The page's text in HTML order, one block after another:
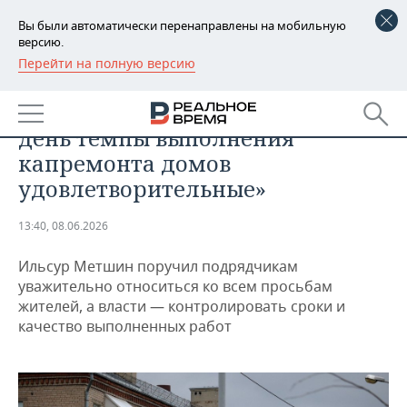
Вы были автоматически перенаправлены на мобильную
версию.
Перейти на полную версию
РЕГИОНЫ
БАШКОРТОСТАН
ТАТАРСТАН
УДМУРТИЯ
НОВОСТИ
АНАЛИТИКА
НОВОСТИ АНАЛИТИКИ
ДЕКЛАРАЦИИ О ДОХОДАХ
КОРОЛИ ГОСЗАКАЗА ПФО
ВУЗЫ ТАТАРСТАНА
ТОРГОВЫЕ ЦЕНТРЫ
ТАТАРСТАНА
ЭКОНОМИКА
НОВОСТИ ЭКОНОМИКИ
ФИНАНСЫ
БАНКИ
ИНВЕСТИЦИИ
ПРОМЫШЛЕННОСТЬ
НОВОСТИ
ПРОМЫШЛЕННОСТИ
АГРОПРОМ
МАШИНОСТРОЕНИЕ
НЕДВИЖИМОСТЬ
НОВОСТИ НЕДВИЖИМОСТИ
АВТО
НОВОСТИ БИЗНЕСА
ТЕХНОЛОГИИ
Мэр Казани: «На сегодняшний
день темпы выполнения
капремонта домов
удовлетворительные»
13:40, 08.06.2026
Ильсур Метшин поручил подрядчикам
уважительно относиться ко всем просьбам
жителей, а власти — контролировать сроки и
качество выполненных работ